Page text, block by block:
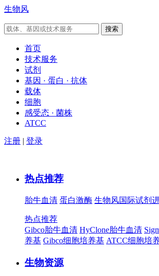
生物风
首页
技术服务
试剂
基因 · 蛋白 · 抗体
载体
细胞
感受态 · 菌株
ATCC
注册 | 登录
热点推荐
胎牛血清 蛋白激酶 生物风国际试剂
热点推荐
Gibco胎牛血清 HyClone胎牛血清
养基 Gibco细胞培养基 ATCC细胞培
生物资源